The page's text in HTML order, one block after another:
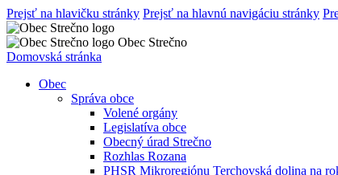
Prejsť na hlavičku stránky Prejsť na hlavnú navigáciu stránky
Obec Strečno
Domovská stránka
Obec
Správa obce
Volené orgány
Legislatíva obce
Obecný úrad Strečno
Rozhlas Rozana
PHSR Mikroregiónu Terchovská dolina na